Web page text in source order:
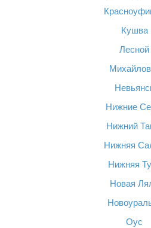
Кушва
Лесной
Нижние
Нижний
Нижняя
Нижняя
Новая
Оус